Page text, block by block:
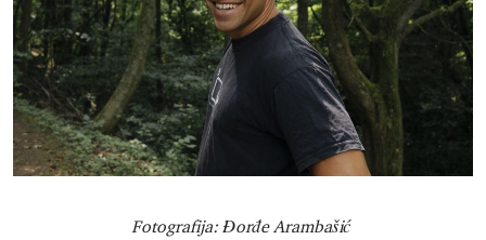
Fotografija: Đorđe Arambašić